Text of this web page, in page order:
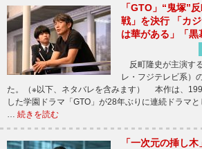
「GTO」“鬼塚”
戦」を決行 「カ
は華がある」「黒
反町隆史が主演す
レ・フジテレビ系）
た。（※以下、ネタバレを含みます） 本作は、
した学園ドラマ「GTO」が28年ぶりに連続ドラマ
続きを読む
「一次元の挿し